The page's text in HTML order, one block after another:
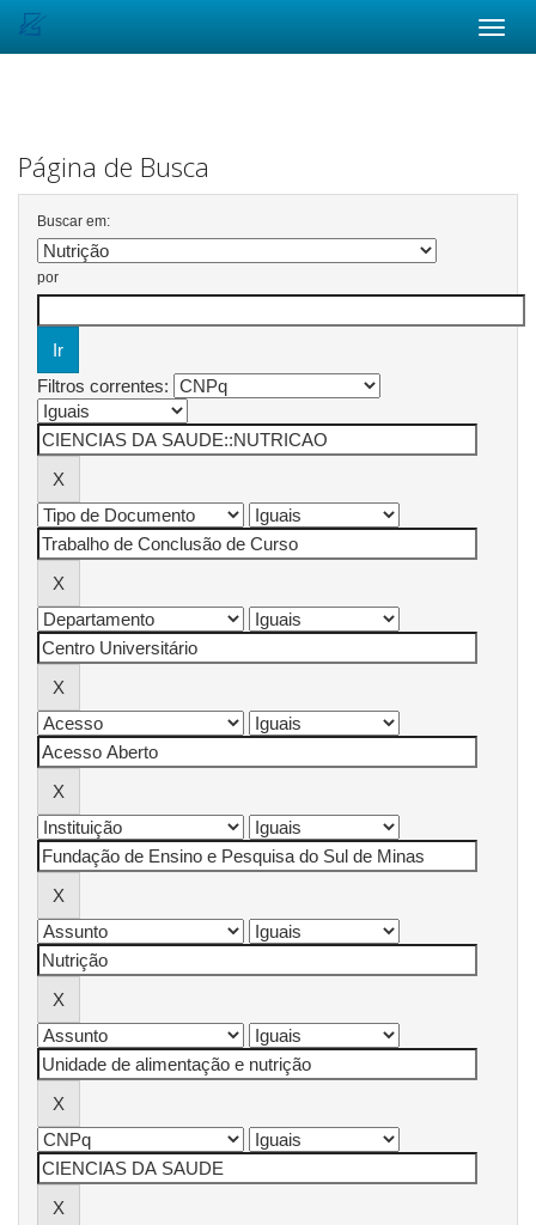
Página de Busca
Buscar em:
por
Filtros correntes: